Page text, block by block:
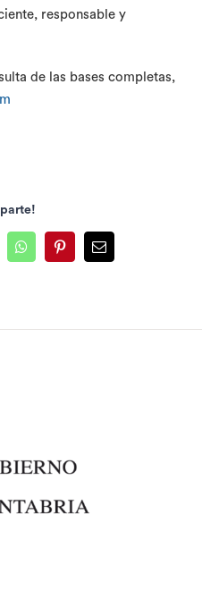
responsable y
de las bases completas,
WhatsAppPinterestCorreo
electrónico